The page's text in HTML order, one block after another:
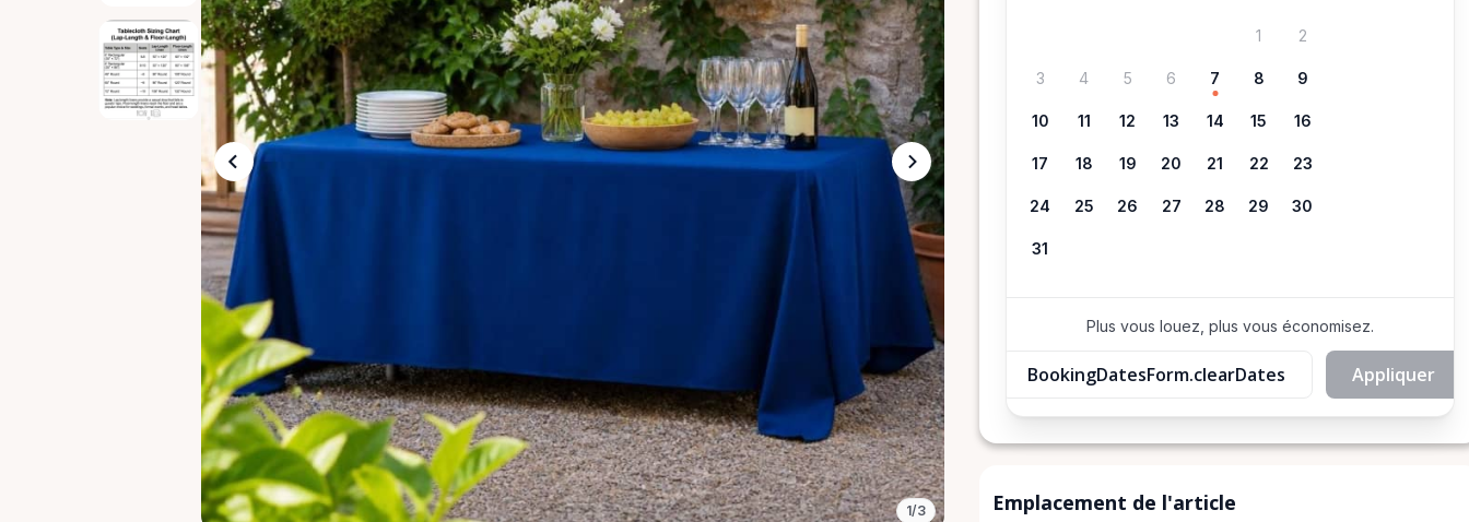
1/3
1 2
3 4 5 6 7 8 9
10 11 12 13 14 15 16
17 18 19 20 21 22 23
24 25 26 27 28 29 30
31
Plus vous louez, plus vous économisez.
BookingDatesForm.clearDates Appliquer
Emplacement de l'article